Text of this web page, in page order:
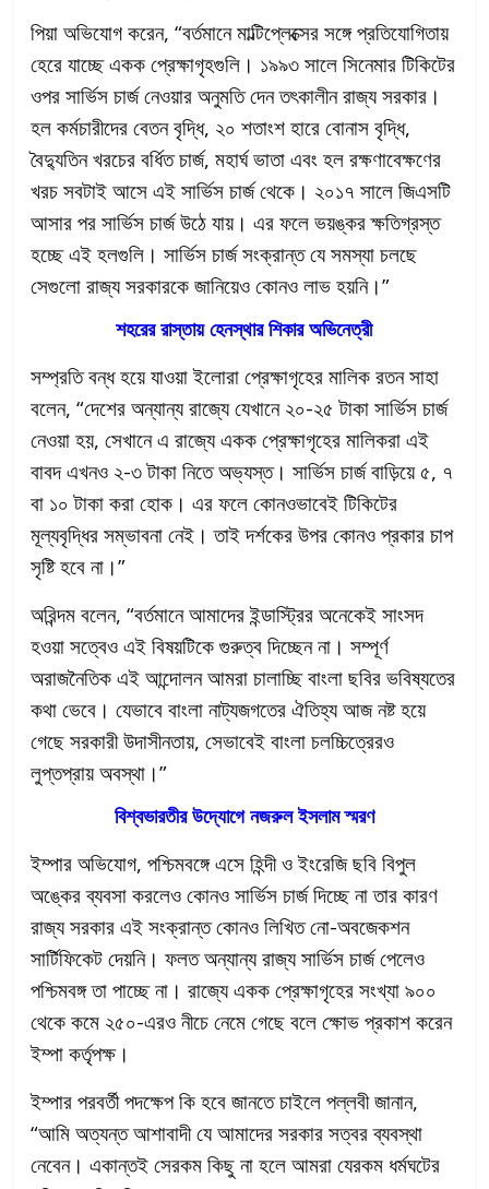
পিয়া অভিযোগ করেন, “বর্তমানে মাল্টিপ্লেক্সের সঙ্গে প্রতিযোগিতায়
হেরে যাচ্ছে একক প্রেক্ষাগৃহগুলি। ১৯৯৩ সালে সিনেমার টিকিটের
ওপর সার্ভিস চার্জ নেওয়ার অনুমতি দেন তৎকালীন রাজ্য সরকার।
হল কর্মচারীদের বেতন বৃদ্ধি, ২০ শতাংশ হারে বোনাস বৃদ্ধি,
বৈদ্যুতিন খরচের বর্ধিত চার্জ, মহার্ঘ ভাতা এবং হল রক্ষণাবেক্ষণের
খরচ সবটাই আসে এই সার্ভিস চার্জ থেকে। ২০১৭ সালে জিএসটি
আসার পর সার্ভিস চার্জ উঠে যায়। এর ফলে ভয়ঙ্কর ক্ষতিগ্রস্ত
হচ্ছে এই হলগুলি। সার্ভিস চার্জ সংক্রান্ত যে সমস্যা চলছে
সেগুলো রাজ্য সরকারকে জানিয়েও কোনও লাভ হয়নি।”
শহরের রাস্তায় হেনস্থার শিকার অভিনেত্রী
সম্প্রতি বন্ধ হয়ে যাওয়া ইলোরা প্রেক্ষাগৃহের মালিক রতন সাহা
বলেন, “দেশের অন্যান্য রাজ্যে যেখানে ২০-২৫ টাকা সার্ভিস চার্জ
নেওয়া হয়, সেখানে এ রাজ্যে একক প্রেক্ষাগৃহের মালিকরা এই
বাবদ এখনও ২-৩ টাকা নিতে অভ্যস্ত। সার্ভিস চার্জ বাড়িয়ে ৫, ৭
বা ১০ টাকা করা হোক। এর ফলে কোনওভাবেই টিকিটের
মূল্যবৃদ্ধির সম্ভাবনা নেই। তাই দর্শকের উপর কোনও প্রকার চাপ
সৃষ্টি হবে না।”
অরিন্দম বলেন, “বর্তমানে আমাদের ইন্ডাস্ট্রির অনেকেই সাংসদ
হওয়া সত্বেও এই বিষয়টিকে গুরুত্ব দিচ্ছেন না। সম্পূর্ণ
অরাজনৈতিক এই আন্দোলন আমরা চালাচ্ছি বাংলা ছবির ভবিষ্যতের
কথা ভেবে। যেভাবে বাংলা নাট্যজগতের ঐতিহ্য আজ নষ্ট হয়ে
গেছে সরকারী উদাসীনতায়, সেভাবেই বাংলা চলচ্চিত্রেরও
লুপ্তপ্রায় অবস্থা।”
বিশ্বভারতীর উদ্যোগে নজরুল ইসলাম স্মরণ
ইম্পার অভিযোগ, পশ্চিমবঙ্গে এসে হিন্দী ও ইংরেজি ছবি বিপুল
অঙ্কের ব্যবসা করলেও কোনও সার্ভিস চার্জ দিচ্ছে না তার কারণ
রাজ্য সরকার এই সংক্রান্ত কোনও লিখিত নো-অবজেকশন
সার্টিফিকেট দেয়নি। ফলত অন্যান্য রাজ্য সার্ভিস চার্জ পেলেও
পশ্চিমবঙ্গ তা পাচ্ছে না। রাজ্যে একক প্রেক্ষাগৃহের সংখ্যা ৯০০
থেকে কমে ২৫০-এরও নীচে নেমে গেছে বলে ক্ষোভ প্রকাশ করেন
ইম্পা কর্তৃপক্ষ।
ইম্পার পরবর্তী পদক্ষেপ কি হবে জানতে চাইলে পল্লবী জানান,
“আমি অত্যন্ত আশাবাদী যে আমাদের সরকার সত্বর ব্যবস্থা
নেবেন। একান্তই সেরকম কিছু না হলে আমরা যেরকম ধর্মঘটের